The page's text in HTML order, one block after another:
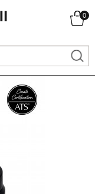
0